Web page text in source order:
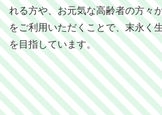
れる方や、お元気な高齢者の方々
をご利用いただくことで、末永く
を目指しています。